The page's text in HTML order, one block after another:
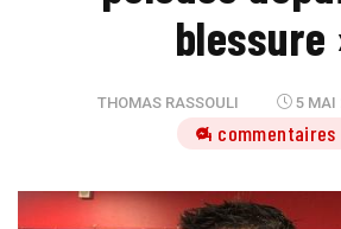
blessure
THOMAS RASSOULI 5 MAI
4 commentaires